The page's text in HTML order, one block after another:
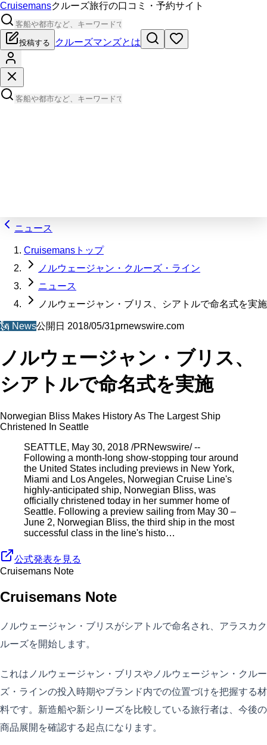
Cruisemansクルーズ旅行の口コミ・予約サイト
投稿する クルーズマンズとは
ニュース
Cruisemansトップ
ノルウェージャン・クルーズ・ライン
ニュース
ノルウェージャン・ブリス、シアトルで命名式を実施
🗽 News公開日 2018/05/31prnewswire.com
ノルウェージャン・ブリス、
シアトルで命名式を実施
Norwegian Bliss Makes History As The Largest Ship
Christened In Seattle
SEATTLE, May 30, 2018 /PRNewswire/ --
Following a month-long show-stopping tour around
the United States including previews in New York,
Miami and Los Angeles, Norwegian Cruise Line's
highly-anticipated ship, Norwegian Bliss, was
officially christened today in her summer home of
Seattle. Following a preview sailing from May 30 –
June 2, Norwegian Bliss, the third ship in the most
successful class in the line's histo…
公式発表を見る
Cruisemans Note
Cruisemans Note
ノルウェージャン・ブリスがシアトルで命名され、アラスカク
ルーズを開始します。
これはノルウェージャン・ブリスやノルウェージャン・クルー
ズ・ラインの投入時期やブランド内での位置づけを把握する材
料です。新造船や新シリーズを比較している旅行者は、今後の
商品展開を確認する起点になります。